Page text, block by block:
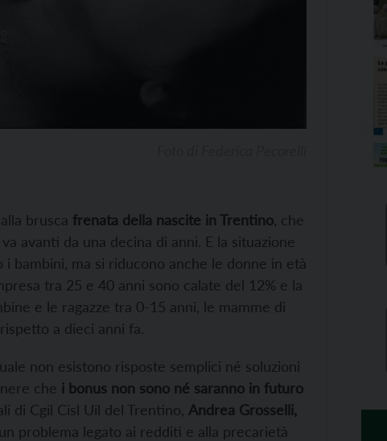
brusca frenata della nascite in Trentino , che
avanti da una decina di anni. E la situazione
bambini, ma si riducono anche le donne in età
tra 25 e 40 anni sono calate del 12% e la
e le ragazze tra 0-15 anni, le mamme di
a dieci anni fa.
non esistono risposte semplici né soluzioni
che i bonus non sono né saranno in futuro
di Cgil Cisl Uil del Trentino, Andrea Grosselli,
problema legato ai redditi e alla precarietà